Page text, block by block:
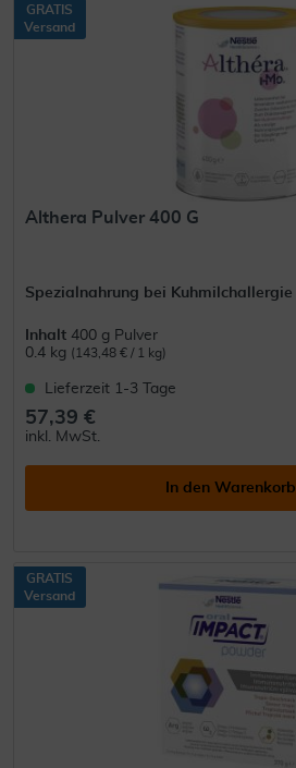
GRATIS
Versand
Althera Pulver 400 G
Spezialnahrung bei Kuhmilchallergie
Inhalt 400 g Pulver
0.4 kg (143,48 € / 1 kg)
Lieferzeit 1-3 Tage
57,39 €
inkl. MwSt.
In den Warenkorb
GRATIS
Versand